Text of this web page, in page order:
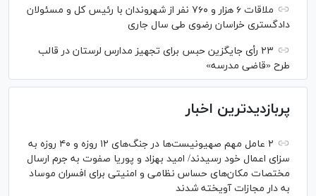
ملاقات ۶ هزار و ۷۶۰ نفر از شهروندان با رئیس کل و مسئولان
دادگستری خراسان رضوی طی سال جاری
۲۳ رأی جایگزین حبس برای تجهیز مدارس لرستان در قالب
طرح «قاضی مدرسه»
پربازدیدترین اخبار
۲ عامل مهم صهیونیست‌ها در جنگ‌های ۱۲ روزه و ۴۰ روزه به
سزای اعمال خود رسیدند/ امید بهزاد و پوریا صفوت به جرم ارسال
مختصات مکان‌های حساس نظامی و امنیتی برای افسران موساد
به دار مجازات آویخته شدند